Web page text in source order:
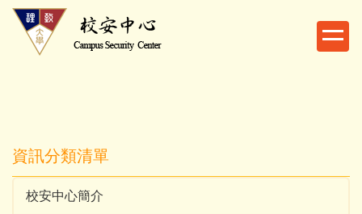
跳
資訊分類清單
校安中心簡介